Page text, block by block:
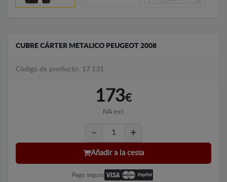
CUBRE CÁRTER METALICO PEUGEOT 2008
Código de producto: 17.131
173€
IVA incl.
Añadir a la cesta
Pago seguro